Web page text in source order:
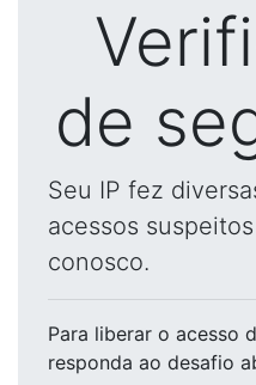
de
Seu IP fez
acessos
conosco.
Para liberar o acesso
responda ao desafio